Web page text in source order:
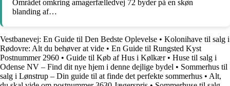
Området omkring amagerfælledvej 72 byder på en skøn
blanding af…
Vestbanevej: En Guide til Den Bedste Oplevelse • Kolonihave til salg i
Rødovre: Alt du behøver at vide • En Guide til Rungsted Kyst
Postnummer 2960 • Guide til Køb af Hus i Kølkær• Huse til salg i
Odense NV – Find dit nye hjem i denne dejlige bydel • Sommerhus til
salg i Lønstrup – Din guide til at finde det perfekte sommerhus • Alt,